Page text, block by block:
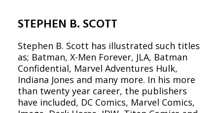
STEPHEN B. SCOTT
Stephen B. Scott has illustrated such titles
as; Batman, X-Men Forever, JLA, Batman
Confidential, Marvel Adventures Hulk,
Indiana Jones and many more. In his more
than twenty year career, the publishers
have included, DC Comics, Marvel Comics,